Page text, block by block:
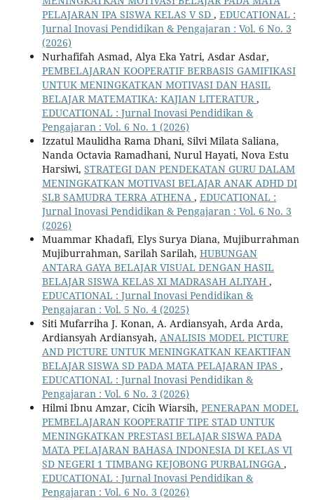
PELAJARAN IPA SISWA KELAS V SD , EDUCATIONAL :
Jurnal Inovasi Pendidikan & Pengajaran : Vol. 6 No. 3
(2026)
Nurhafifah Asmad, Alya Eka Yatri, Asdar Asdar,
PEMBELAJARAN KOOPERATIF BERBASIS GAMIFIKASI
UNTUK MENINGKATKAN MOTIVASI DAN HASIL
BELAJAR MATEMATIKA: KAJIAN LITERATUR,
EDUCATIONAL : Jurnal Inovasi Pendidikan &
Pengajaran : Vol. 6 No. 1 (2026)
Izzatul Maulidha Rama Dhani, Silvi Milata Saliana,
Nanda Octavia Ramadhani, Nurul Hayati, Nova Estu
Harsiwi, STRATEGI DAN PENDEKATAN GURU DALAM
MENINGKATKAN MOTIVASI BELAJAR ANAK ADHD DI
SLB SAMUDRA TERRA ATHENA , EDUCATIONAL :
Jurnal Inovasi Pendidikan & Pengajaran : Vol. 6 No. 3
(2026)
Muammar Khadafi, Elys Surya Diana, Mujiburrahman
Mujiburrahman, Sarilah Sarilah, HUBUNGAN
ANTARA GAYA BELAJAR VISUAL DENGAN HASIL
BELAJAR SISWA KELAS XI MADRASAH ALIYAH ,
EDUCATIONAL : Jurnal Inovasi Pendidikan &
Pengajaran : Vol. 5 No. 4 (2025)
Siti Mufarriha J. Konan, A. Ardiansyah, Arda Arda,
Ardiansyah Ardiansyah, ANALISIS MODEL PICTURE
AND PICTURE UNTUK MENINGKATKAN KEAKTIFAN
BELAJAR SISWA SD PADA MATA PELAJARAN IPAS ,
EDUCATIONAL : Jurnal Inovasi Pendidikan &
Pengajaran : Vol. 6 No. 3 (2026)
Hilmi Ibnu Amzar, Cicih Wiarsih, PENERAPAN MODEL
PEMBELAJARAN KOOPERATIF TIPE STAD UNTUK
MENINGKATKAN PRESTASI BELAJAR SISWA PADA
MATA PELAJARAN BAHASA INDONESIA DI KELAS VI
SD NEGERI 1 TIMBANG KEJOBONG PURBALINGGA ,
EDUCATIONAL : Jurnal Inovasi Pendidikan &
Pengajaran : Vol. 6 No. 3 (2026)